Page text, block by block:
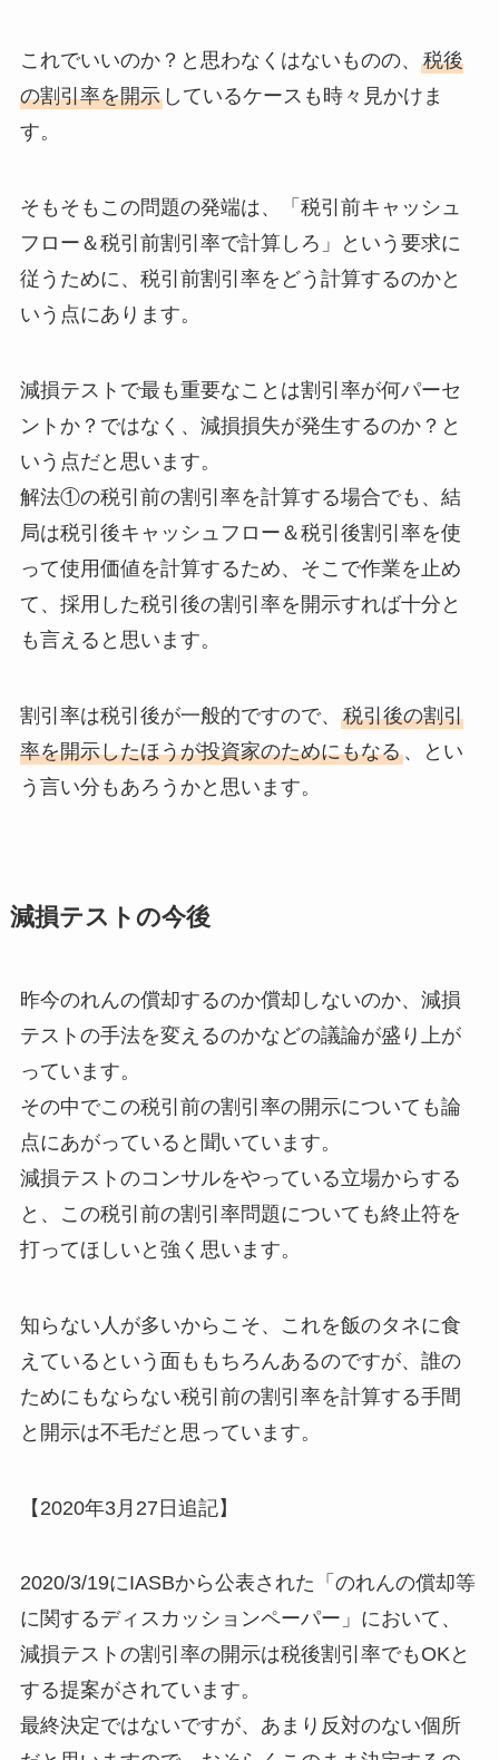
これでいいのか？と思わなくはないものの、 税後
の割引率を開示しているケースも時々見かけま
す。
そもそもこの問題の発端は、「税引前キャッシュ
フロー＆税引前割引率で計算しろ」という要求に
従うために、税引前割引率をどう計算するのかと
いう点にあります。
減損テストで最も重要なことは割引率が何パーセ
ントか？ではなく、減損損失が発生するのか？と
いう点だと思います。
解法①の税引前の割引率を計算する場合でも、結
局は税引後キャッシュフロー＆税引後割引率を使
って使用価値を計算するため、そこで作業を止め
て、採用した税引後の割引率を開示すれば十分と
も言えると思います。
割引率は税引後が一般的ですので、 税引後の割引
率を開示したほうが投資家のためにもなる、とい
う言い分もあろうかと思います。
減損テストの今後
昨今のれんの償却するのか償却しないのか、減損
テストの手法を変えるのかなどの議論が盛り上が
っています。
その中でこの税引前の割引率の開示についても論
点にあがっていると聞いています。
減損テストのコンサルをやっている立場からする
と、この税引前の割引率問題についても終止符を
打ってほしいと強く思います。
知らない人が多いからこそ、これを飯のタネに食
えているという面ももちろんあるのですが、誰の
ためにもならない税引前の割引率を計算する手間
と開示は不毛だと思っています。
【2020年3月27日追記】
2020/3/19にIASBから公表された「のれんの償却等
に関するディスカッションペーパー」において、
減損テストの割引率の開示は税後割引率でもOKと
する提案がされています。
最終決定ではないですが、あまり反対のない個所